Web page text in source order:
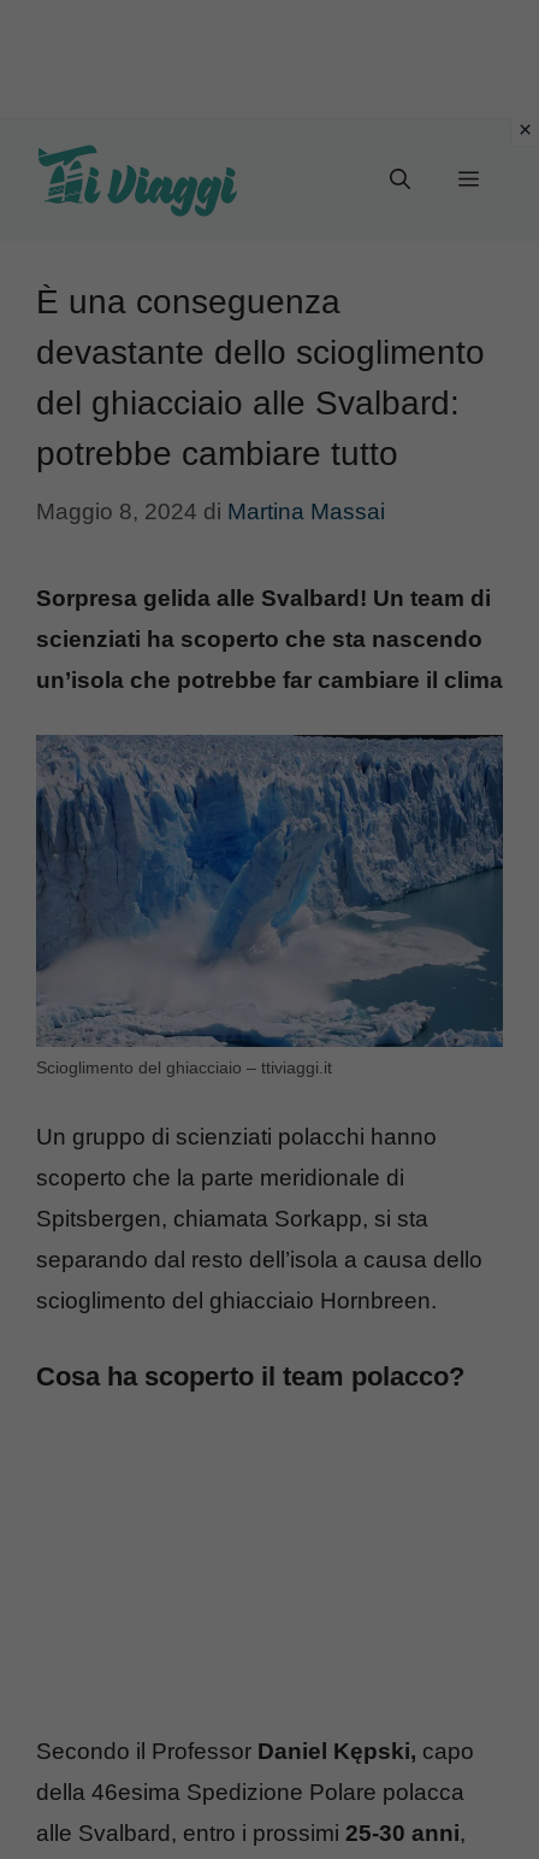
Menu
È una conseguenza
devastante dello scioglimento
del ghiacciaio alle Svalbard:
potrebbe cambiare tutto
Maggio 8, 2024 di Martina Massai
Sorpresa gelida alle Svalbard! Un team di
scienziati ha scoperto che sta nascendo
un’isola che potrebbe far cambiare il clima
Scioglimento del ghiacciaio – ttiviaggi.it
Un gruppo di scienziati polacchi hanno
scoperto che la parte meridionale di
Spitsbergen, chiamata Sorkapp, si sta
separando dal resto dell’isola a causa dello
scioglimento del ghiacciaio Hornbreen.
Cosa ha scoperto il team polacco?
Secondo il Professor Daniel Kępski, capo
della 46esima Spedizione Polare polacca
alle Svalbard, entro i prossimi 25-30 anni,